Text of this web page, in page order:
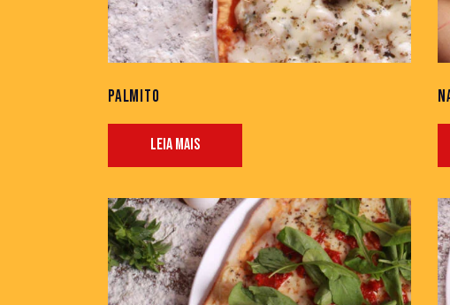
PALMITO
LEIA MAIS